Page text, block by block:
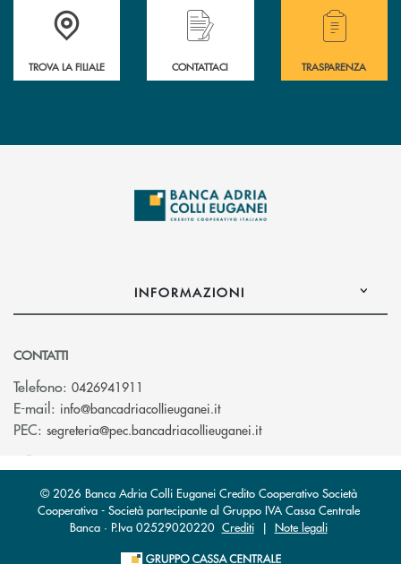
Accedi all' elenco completo delle filiali .
TROVA LA FILIALE
Hai bisogno di assistenza immediata?
CONTATTACI
Hai bisogno di
TRASPARENZA
INFORMAZIONI
CONTATTI
Telefono: 0426941911
E-mail: info@bancadriacollieuganei.it(si apre l’app di posta
PEC: segreteria@pec.bancadriacollieuganei.it(si apre l’app di
© 2026 Banca Adria Colli Euganei Credito Cooperativo Società
Cooperativa - Società partecipante al Gruppo IVA Cassa Centrale
Banca · P.Iva 02529020220 Crediti| Note legali